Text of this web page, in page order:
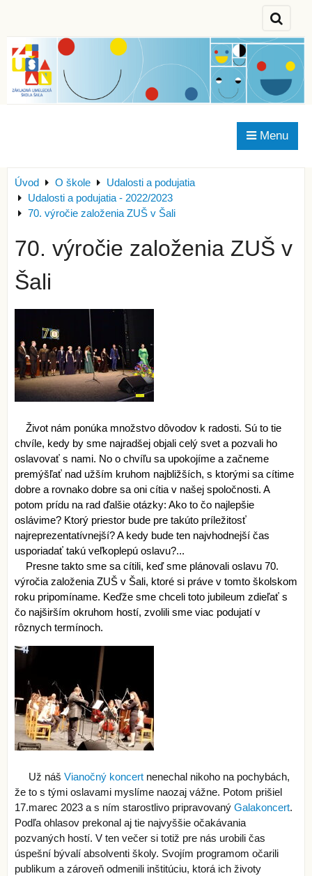
Menu
Úvod O škole
Udalosti a podujatia
Udalosti a podujatia - 2022/2023
70. výročie založenia ZUŠ v Šali
70. výročie založenia ZUŠ v
Šali
Život nám ponúka množstvo dôvodov k radosti. Sú to tie
chvíle, kedy by sme najradšej objali celý svet a pozvali ho
oslavovať s nami. No o chvíľu sa upokojíme a začneme
premýšľať nad užším kruhom najbližších, s ktorými sa cítime
dobre a rovnako dobre sa oni cítia v našej spoločnosti. A
potom prídu na rad ďalšie otázky: Ako to čo najlepšie
oslávime? Ktorý priestor bude pre takúto príležitosť
najreprezentatívnejší? A kedy bude ten najvhodnejší čas
usporiadať takú veľkoplepú oslavu?...
Presne takto sme sa cítili, keď sme plánovali oslavu 70.
výročia založenia ZUŠ v Šali, ktoré si práve v tomto školskom
roku pripomíname. Keďže sme chceli toto jubileum zdieľať s
čo najširším okruhom hostí, zvolili sme viac podujatí v
rôznych termínoch.
Už náš Vianočný koncert nenechal nikoho na pochybách,
že to s tými oslavami myslíme naozaj vážne. Potom prišiel
17.marec 2023 a s ním starostlivo pripravovaný Galakoncert.
Podľa ohlasov prekonal aj tie najvyššie očakávania
pozvaných hostí. V ten večer si totiž pre nás urobili čas
úspešní bývalí absolventi školy. Svojím programom očarili
publikum a zároveň odmenili inštitúciu, ktorá ich životy